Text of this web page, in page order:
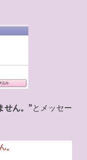
ん。 ”とメッセー